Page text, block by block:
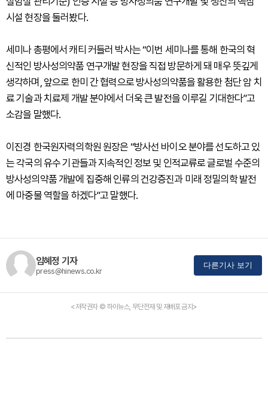
시설 현장을 둘러봤다.
세미나 총평에서 캐티 커들러 박사는 “이번 세미나를 통해 한국의 혁
신적인 방사성의약품 연구개발 현장을 직접 방문하게 돼 매우 뜻깊게
생각하며, 앞으로 한미 간 협력으로 방사성의약품을 활용한 첨단 암 치
료 기술과 치료제 개발 분야에서 더욱 큰 발전을 이루길 기대한다”고
소감을 말했다.
이진경 한국원자력의학원 원장은 “방사선 바이오 분야를 선도하고 있
는 각국의 유수 기관들과 지속적인 정보 및 인적교류로 글로벌 수준의
방사성의약품 개발에 집중해 인류의 건강증진과 미래 정밀의학 발전
에 마중물 역할을 하겠다”고 말했다.
임혜정 기자
press@hinews.co.kr
다른기사 보기
<저작권자 © 하이뉴스, 무단전재 및 재배포 금지>